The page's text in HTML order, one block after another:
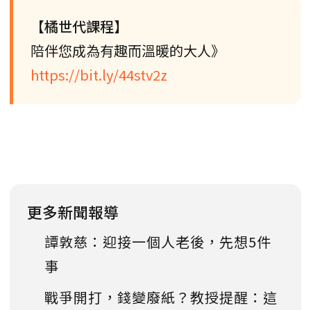
【橘世代課程】
陪伴您成為有趣而溫暖的大人》
https://bit.ly/44stv2z
更多新聞報導
譚敦慈：迎接一個人老後，先想5件
事
戰爭開打，錢變廢紙？教授提醒：這